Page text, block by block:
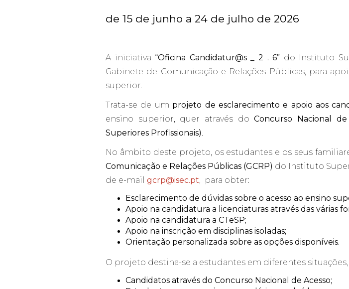
de 15 de junho a 24 de julho de 2026
A iniciativa “Oficina Candidatur@s _ 2 . 6” do Instituto
Gabinete de Comunicação e Relações Públicas, para
superior.
Trata-se de um projeto de esclarecimento e apoio aos
ensino superior, quer através doConcurso Nacional de
Superiores Profissionais).
No âmbito deste projeto, os estudantes e os seus
Comunicação e Relações Públicas (GCRP) do Instituto
de e-mail gcrp@isec.pt, para obter:
Esclarecimento de dúvidas sobre o acesso ao ensino
Apoio na candidatura a licenciaturas através das várias
Apoio na candidatura a CTeSP;
Apoio na inscrição em disciplinas isoladas;
Orientação personalizada sobre as opções disponíveis.
O projeto destina-se a estudantes em diferentes
Candidatos através do Concurso Nacional de Acesso;